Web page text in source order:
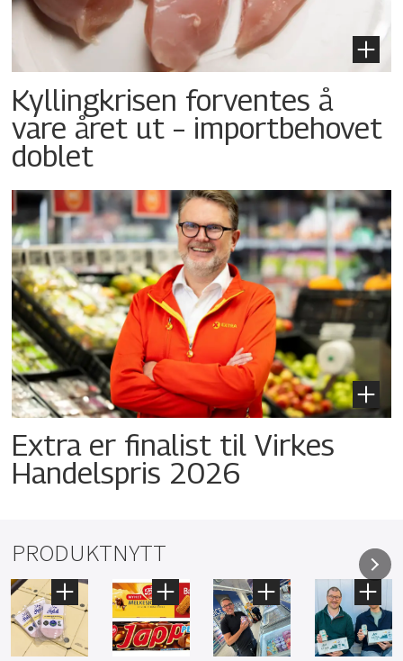
Kyllingkrisen forventes å
vare året ut – importbehovet
doblet
Extra er finalist til Virkes
Handelspris 2026
PRODUKTNYTT